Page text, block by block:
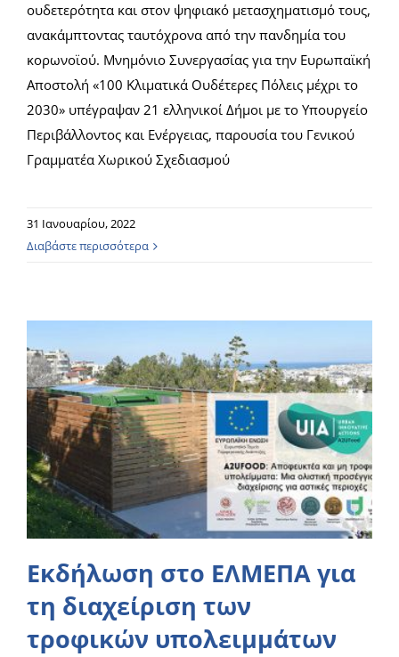
ουδετερότητα και στον ψηφιακό μετασχηματισμό τους,
ανακάμπτοντας ταυτόχρονα από την πανδημία του
κορωνοϊού. Μνημόνιο Συνεργασίας για την Ευρωπαϊκή
Αποστολή «100 Κλιματικά Ουδέτερες Πόλεις μέχρι το
2030» υπέγραψαν 21 ελληνικοί Δήμοι με το Υπουργείο
Περιβάλλοντος και Ενέργειας, παρουσία του Γενικού
Γραμματέα Χωρικού Σχεδιασμού
31 Ιανουαρίου, 2022
Διαβάστε περισσότερα
Εκδήλωση στο ΕΛΜΕΠΑ για
τη διαχείριση των
τροφικών υπολειμμάτων